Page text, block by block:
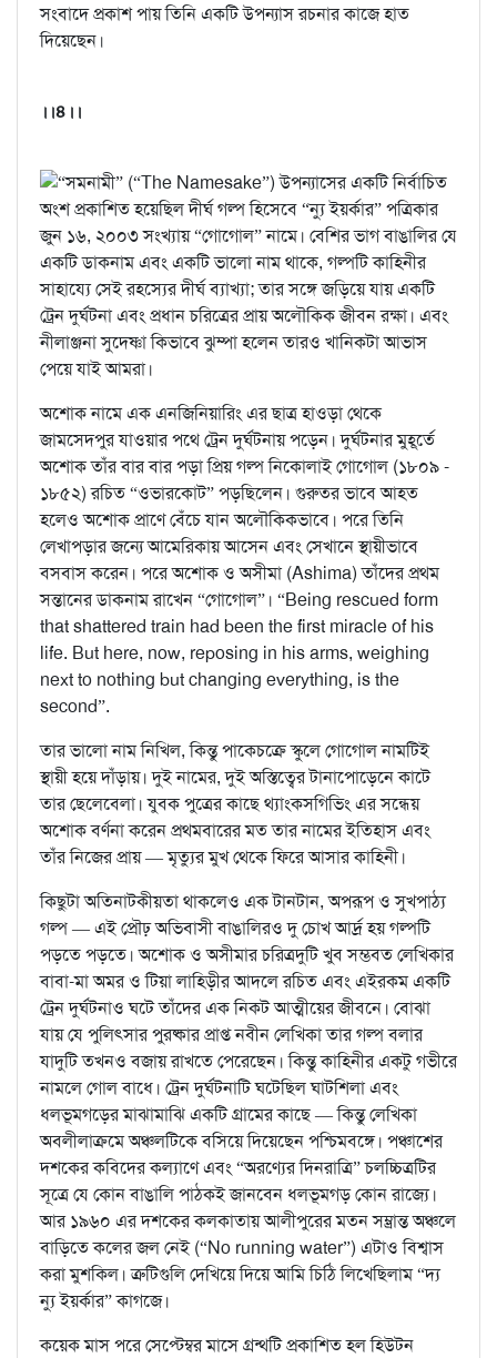
সংবাদে প্রকাশ পায় তিনি একটি উপন্যাস রচনার কাজে হাত
দিয়েছেন।
।।৪।।
“সমনামী” (“The Namesake”) উপন্যাসের একটি নির্বাচিত
অংশ প্রকাশিত হয়েছিল দীর্ঘ গল্প হিসেবে “ন্যু ইয়র্কার” পত্রিকার
জুন ১৬, ২০০৩ সংখ্যায় “গোগোল” নামে। বেশির ভাগ বাঙালির যে
একটি ডাকনাম এবং একটি ভালো নাম থাকে, গল্পটি কাহিনীর
সাহায্যে সেই রহস্যের দীর্ঘ ব্যাখ্যা; তার সঙ্গে জড়িয়ে যায় একটি
ট্রেন দুর্ঘটনা এবং প্রধান চরিত্রের প্রায় অলৌকিক জীবন রক্ষা। এবং
নীলাঞ্জনা সুদেষ্ণা কিভাবে ঝুম্পা হলেন তারও খানিকটা আভাস
পেয়ে যাই আমরা।
অশোক নামে এক এনজিনিয়ারিং এর ছাত্র হাওড়া থেকে
জামসেদপুর যাওয়ার পথে ট্রেন দুর্ঘটনায় পড়েন। দুর্ঘটনার মুহূর্তে
অশোক তাঁর বার বার পড়া প্রিয় গল্প নিকোলাই গোগোল (১৮০৯ -
১৮৫২) রচিত “ওভারকোট” পড়ছিলেন। গুরুতর ভাবে আহত
হলেও অশোক প্রাণে বেঁচে যান অলৌকিকভাবে। পরে তিনি
লেখাপড়ার জন্যে আমেরিকায় আসেন এবং সেখানে স্থায়ীভাবে
বসবাস করেন। পরে অশোক ও অসীমা (Ashima) তাঁদের প্রথম
সন্তানের ডাকনাম রাখেন “গোগোল”। “Being rescued form
that shattered train had been the first miracle of his
life. But here, now, reposing in his arms, weighing
next to nothing but changing everything, is the
second”.
তার ভালো নাম নিখিল, কিন্তু পাকেচক্রে স্কুলে গোগোল নামটিই
স্থায়ী হয়ে দাঁড়ায়। দুই নামের, দুই অস্তিত্বের টানাপোড়েনে কাটে
তার ছেলেবেলা। যুবক পুত্রের কাছে থ্যাংকসগিভিং এর সন্ধেয়
অশোক বর্ণনা করেন প্রথমবারের মত তার নামের ইতিহাস এবং
তাঁর নিজের প্রায় — মৃত্যুর মুখ থেকে ফিরে আসার কাহিনী।
কিছুটা অতিনাটকীয়তা থাকলেও এক টানটান, অপরূপ ও সুখপাঠ্য
গল্প — এই প্রৌঢ় অভিবাসী বাঙালিরও দু চোখ আর্দ্র হয় গল্পটি
পড়তে পড়তে। অশোক ও অসীমার চরিত্রদুটি খুব সম্ভবত লেখিকার
বাবা-মা অমর ও টিয়া লাহিড়ীর আদলে রচিত এবং এইরকম একটি
ট্রেন দুর্ঘটনাও ঘটে তাঁদের এক নিকট আত্মীয়ের জীবনে। বোঝা
যায় যে পুলিৎসার পুরষ্কার প্রাপ্ত নবীন লেখিকা তার গল্প বলার
যাদুটি তখনও বজায় রাখতে পেরেছেন। কিন্তু কাহিনীর একটু গভীরে
নামলে গোল বাধে। ট্রেন দুর্ঘটনাটি ঘটেছিল ঘাটশিলা এবং
ধলভূমগড়ের মাঝামাঝি একটি গ্রামের কাছে — কিন্তু লেখিকা
অবলীলাক্রমে অঞ্চলটিকে বসিয়ে দিয়েছেন পশ্চিমবঙ্গে। পঞ্চাশের
দশকের কবিদের কল্যাণে এবং “অরণ্যের দিনরাত্রি” চলচ্চিত্রটির
সূত্রে যে কোন বাঙালি পাঠকই জানবেন ধলভূমগড় কোন রাজ্যে।
আর ১৯৬০ এর দশকের কলকাতায় আলীপুরের মতন সম্ভ্রান্ত অঞ্চলে
বাড়িতে কলের জল নেই (“No running water”) এটাও বিশ্বাস
করা মুশকিল। ত্রুটিগুলি দেখিয়ে দিয়ে আমি চিঠি লিখেছিলাম “দ্য
ন্যু ইয়র্কার” কাগজে।
কয়েক মাস পরে সেপ্টেম্বর মাসে গ্রন্থটি প্রকাশিত হল হিউটন